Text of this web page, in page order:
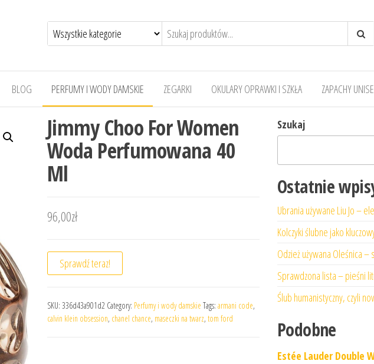
BLOG PERFUMY I WODY DAMSKIE ZEGARKI OKULARY OPRAWKI I SZKŁA ZAPACHY
Jimmy Choo For Women
Woda Perfumowana 40
Ml
96,00zł
Sprawdź teraz!
SKU: 336d43a901d2 Category: Perfumy i wody damskie Tags: armani code,
calvin klein obsession, chanel chance, maseczki na twarz, tom ford
Szukaj
Ostatnie
Ubrania używane Liu Jo –
Kolczyki ślubne jako
Odzież używana Oleśnica
Sprawdzona lista – pieśni
Ślub humanistyczny, czyli
Podobne
Estée Lauder Double